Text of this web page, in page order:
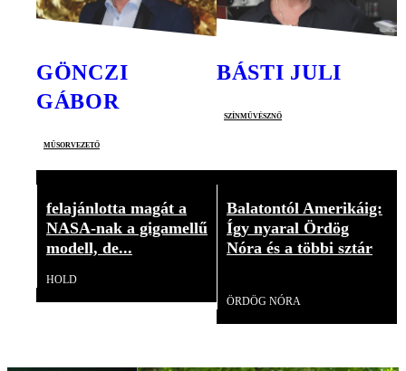
GÖNCZI
GÁBOR
műsorvezető
BÁSTI JULI
színművésznő
felajánlotta magát a
NASA-nak a gigamellű
modell, de...
HOLD
Balatontól Amerikáig:
Így nyaral Ördög
Nóra és a többi sztár
ÖRDÖG NÓRA